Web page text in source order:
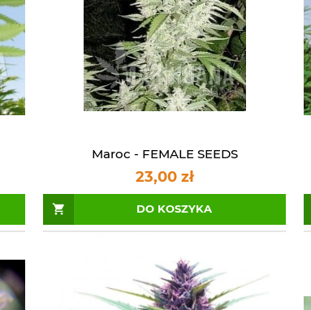
Maroc - FEMALE SEEDS
23,00 zł
DO KOSZYKA